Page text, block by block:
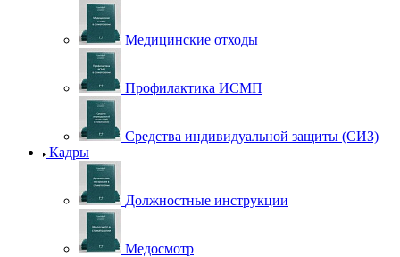
Медицинские отходы
Профилактика ИСМП
Средства индивидуальной защиты (СИЗ)
Кадры
Должностные инструкции
Медосмотр